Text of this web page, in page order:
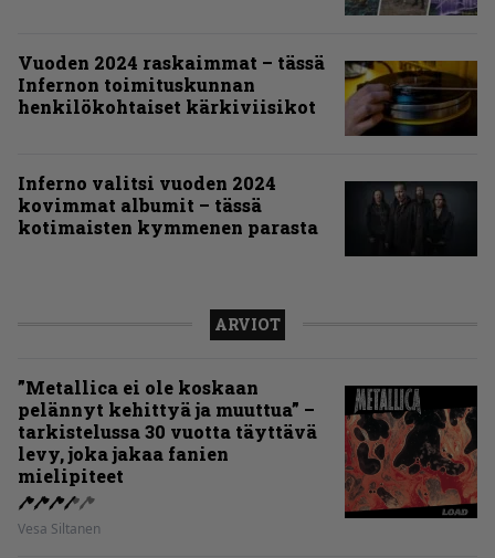
Vuoden 2024 raskaimmat – tässä
Infernon toimituskunnan
henkilökohtaiset kärkiviisikot
Inferno valitsi vuoden 2024
kovimmat albumit – tässä
kotimaisten kymmenen parasta
ARVIOT
”Metallica ei ole koskaan
pelännyt kehittyä ja muuttua” –
tarkistelussa 30 vuotta täyttävä
levy, joka jakaa fanien
mielipiteet
Vesa Siltanen